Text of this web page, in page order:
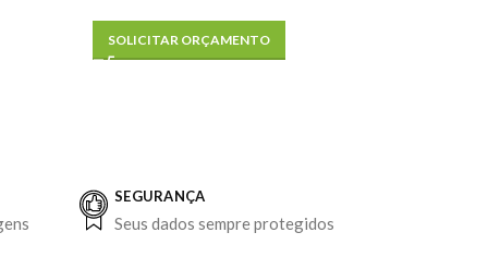
SOLICITAR ORÇAMENTO
SEGURANÇA
Seus dados sempre protegidos